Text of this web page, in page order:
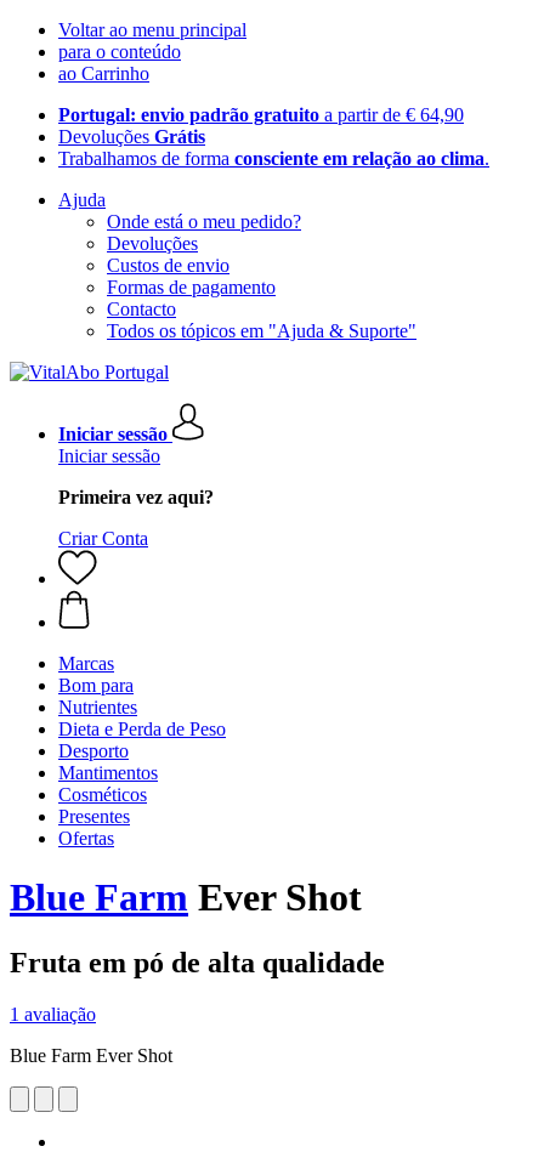
Voltar ao menu principal
para o conteúdo
ao Carrinho
Portugal: envio padrão gratuito a partir de € 64,90
Devoluções Grátis
Trabalhamos de forma consciente em relação ao clima.
Ajuda
Onde está o meu pedido?
Devoluções
Custos de envio
Formas de pagamento
Contacto
Todos os tópicos em "Ajuda & Suporte"
Iniciar sessão
Iniciar sessão
Primeira vez aqui?
Criar Conta
Marcas
Bom para
Nutrientes
Dieta e Perda de Peso
Desporto
Mantimentos
Cosméticos
Presentes
Ofertas
Blue Farm Ever Shot
Fruta em pó de alta qualidade
1 avaliação
Blue Farm Ever Shot